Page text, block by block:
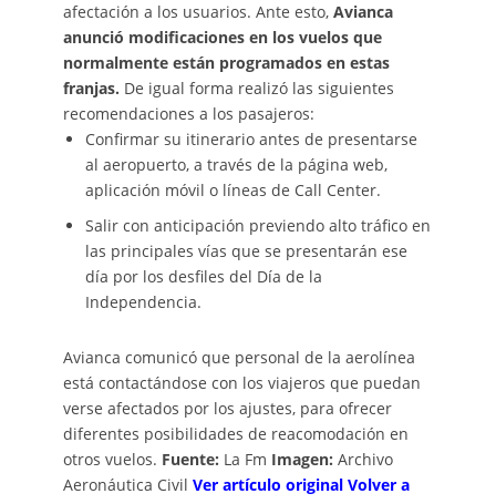
afectación a los usuarios. Ante esto, Avianca
anunció modificaciones en los vuelos que
normalmente están programados en estas
franjas. De igual forma realizó las siguientes
recomendaciones a los pasajeros:
Confirmar su itinerario antes de presentarse
al aeropuerto, a través de la página web,
aplicación móvil o líneas de Call Center.
Salir con anticipación previendo alto tráfico en
las principales vías que se presentarán ese
día por los desfiles del Día de la
Independencia.
Avianca comunicó que personal de la aerolínea
está contactándose con los viajeros que puedan
verse afectados por los ajustes, para ofrecer
diferentes posibilidades de reacomodación en
otros vuelos. Fuente: La Fm Imagen: Archivo
Aeronáutica Civil Ver artículo original Volver a